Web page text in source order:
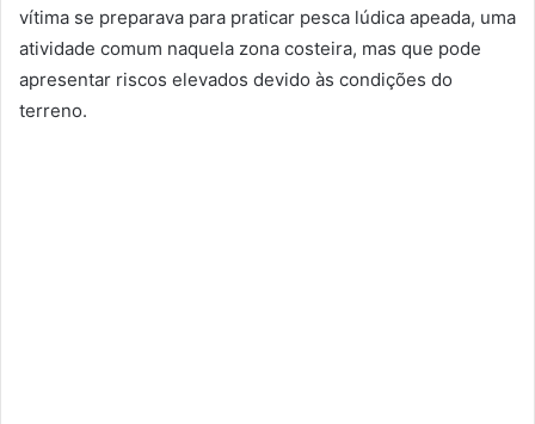
vítima se preparava para praticar pesca lúdica apeada, uma
atividade comum naquela zona costeira, mas que pode
apresentar riscos elevados devido às condições do
terreno.